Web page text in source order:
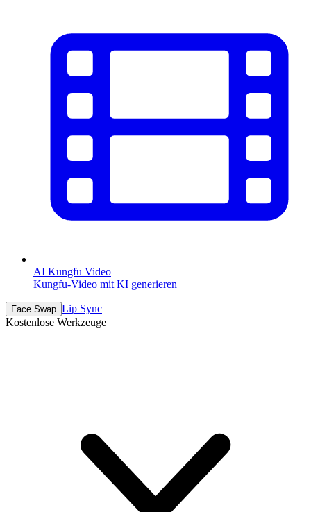
AI Kungfu Video
Kungfu-Video mit KI generieren
Face Swap Lip Sync
Kostenlose Werkzeuge